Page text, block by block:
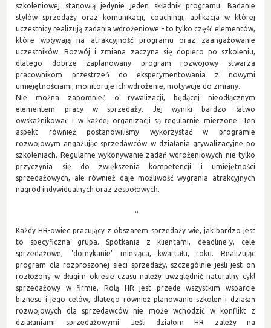
szkoleniowej stanowią jedynie jeden składnik programu. Badanie
stylów sprzedaży oraz komunikacji, coachingi, aplikacja w której
uczestnicy realizują zadania wdrożeniowe - to tylko część elementów,
które wpływają na atrakcyjność programu oraz zaangażowanie
uczestników. Rozwój i zmiana zaczyna się dopiero po szkoleniu,
dlatego dobrze zaplanowany program rozwojowy stwarza
pracownikom przestrzeń do eksperymentowania z nowymi
umiejętnościami, monitoruje ich wdrożenie, motywuje do zmiany.
Nie można zapomnieć o rywalizacji, będącej nieodłącznym
elementem pracy w sprzedaży. Jej wyniki bardzo łatwo
owskaźnikować i w każdej organizacji są regularnie mierzone. Ten
aspekt również postanowiliśmy wykorzystać w programie
rozwojowym angażując sprzedawców w działania grywalizacyjne po
szkoleniach. Regularne wykonywanie zadań wdrożeniowych nie tylko
przyczynia się do zwiększenia kompetencji i umiejętności
sprzedażowych, ale również daje możliwość wygrania atrakcyjnych
nagród indywidualnych oraz zespołowych.
...
Każdy HR-owiec pracujący z obszarem sprzedaży wie, jak bardzo jest
to specyficzna grupa. Spotkania z klientami, deadline-y, cele
sprzedażowe, "domykanie" miesiąca, kwartału, roku. Realizując
program dla rozproszonej sieci sprzedaży, szczególnie jeśli jest on
rozłożony w długim okresie czasu należy uwzględnić naturalny cykl
sprzedażowy w firmie. Rolą HR jest przede wszystkim wsparcie
biznesu i jego celów, dlatego również planowanie szkoleń i działań
rozwojowych dla sprzedawców nie może wchodzić w konflikt z
działaniami sprzedażowymi. Jeśli działom HR zależy na